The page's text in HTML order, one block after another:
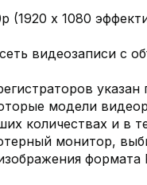
(1920 х 1080
видеозаписи с
модели
количествах и в
монитор,
формата